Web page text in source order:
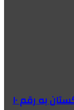
افزایش حجم تجارت بین ایران و پاکستان به رقم ۱۰